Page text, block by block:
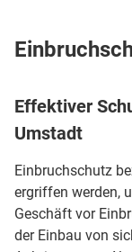
Effektiver
Umstadt
Einbruchschutz
ergriffen werden,
Geschäft vor
der Einbau von